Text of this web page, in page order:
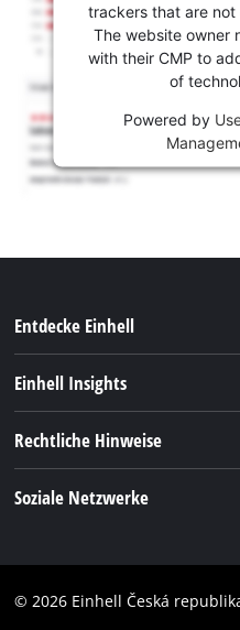
trackers that are not
The website owner
with their CMP to
of
Powered by
Entdecke Einhell
Akkusystem
Einhell Insights
Rechtliche Hinweise
Barrierefreiheits-Erklärung
Soziale Netzwerke
Instagram
© 2026 Einhell Česká